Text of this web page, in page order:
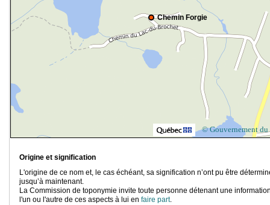
Chemin Forgie
© Gouvernement du
Origine et signification
L'origine de ce nom et, le cas échéant, sa signification n’ont pu être
jusqu’à maintenant.
La Commission de toponymie invite toute personne détenant une
l'un ou l'autre de ces aspects à lui en faire part.